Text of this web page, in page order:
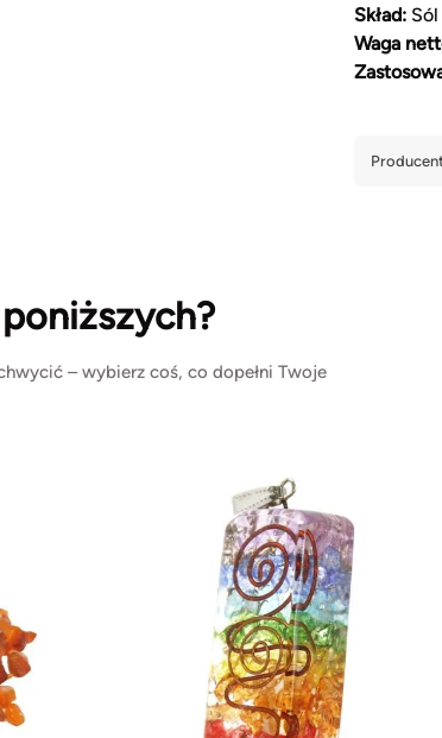
Skład:
Waga
– wybierz coś, co dopełni Twoje